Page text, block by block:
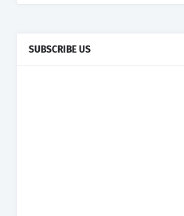
SUBSCRIBE US